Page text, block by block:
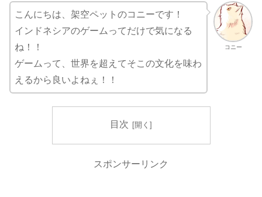
コニー
こんにちは、架空ペットのコニーです！
インドネシアのゲームってだけで気になる
ね！！
ゲームって、世界を超えてそこの文化を味わ
えるから良いよねぇ！！
目次
スポンサーリンク